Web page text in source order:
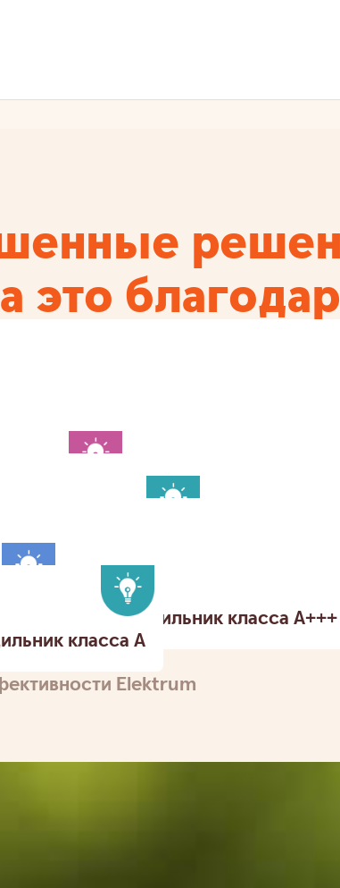
это
более рациональному образу
и деньги.
до 60% меньше, чем
потребляют на 10–20% меньше
потребляет в семь раз меньше
энергоэффективным выбором – до
У гибридных
только на ископаемом
на 40%
потребление электроэнергии на
электроэнергии, чем лампы
Холодильник класса
класса A
Elektrum